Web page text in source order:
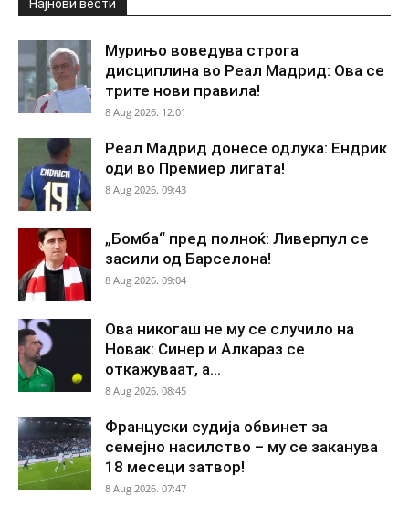
Најнови вести
Мурињо воведува строга
дисциплина во Реал Мадрид: Ова се
трите нови правила!
8 Aug 2026. 12:01
Реал Мадрид донесе одлука: Ендрик
оди во Премиер лигата!
8 Aug 2026. 09:43
„Бомба“ пред полноќ: Ливерпул се
засили од Барселона!
8 Aug 2026. 09:04
Ова никогаш не му се случило на
Новак: Синер и Алкараз се
откажуваат, а...
8 Aug 2026. 08:45
Француски судија обвинет за
семејно насилство – му се заканува
18 месеци затвор!
8 Aug 2026. 07:47